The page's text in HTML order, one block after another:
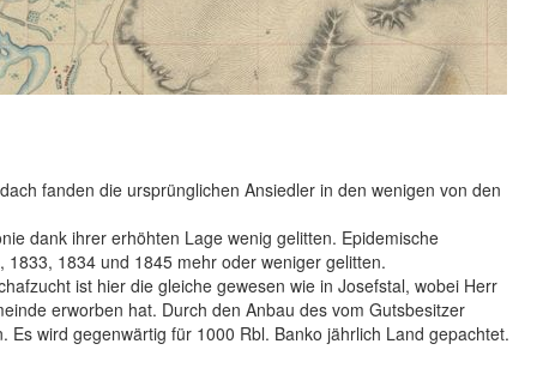
fanden die ursprünglichen Ansiedler in den wenigen von den
dank ihrer erhöhten Lage wenig gelitten. Epidemische
1834 und 1845 mehr oder weniger gelitten.
ist hier die gleiche gewesen wie in Josefstal, wobei Herr
erworben hat. Durch den Anbau des vom Gutsbesitzer
wird gegenwärtig für 1000 Rbl. Banko jährlich Land gepachtet.